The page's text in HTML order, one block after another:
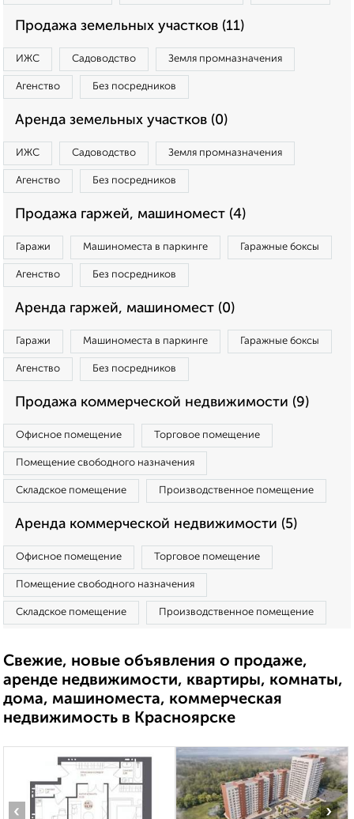
Продажа земельных участков (11)
ИЖС Садоводство Земля промназначения
Агенство Без посредников
Аренда земельных участков (0)
ИЖС Садоводство Земля промназначения
Агенство Без посредников
Продажа гаржей, машиномест (4)
Гаражи Машиноместа в паркинге Гаражные боксы
Агенство Без посредников
Аренда гаржей, машиномест (0)
Гаражи Машиноместа в паркинге Гаражные боксы
Агенство Без посредников
Продажа коммерческой недвижимости (9)
Офисное помещение Торговое помещение
Помещение свободного назначения
Складское помещение Производственное помещение
Аренда коммерческой недвижимости (5)
Офисное помещение Торговое помещение
Помещение свободного назначения
Складское помещение Производственное помещение
Свежие, новые объявления о продаже,
аренде недвижимости, квартиры, комнаты,
дома, машиноместа, коммерческая
недвижимость в Красноярске
‹ ›